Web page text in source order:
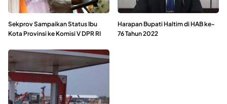
Sekprov Sampaikan Status Ibu
Kota Provinsi ke Komisi V DPR RI
Harapan Bupati Haltim di HAB ke-
76 Tahun 2022